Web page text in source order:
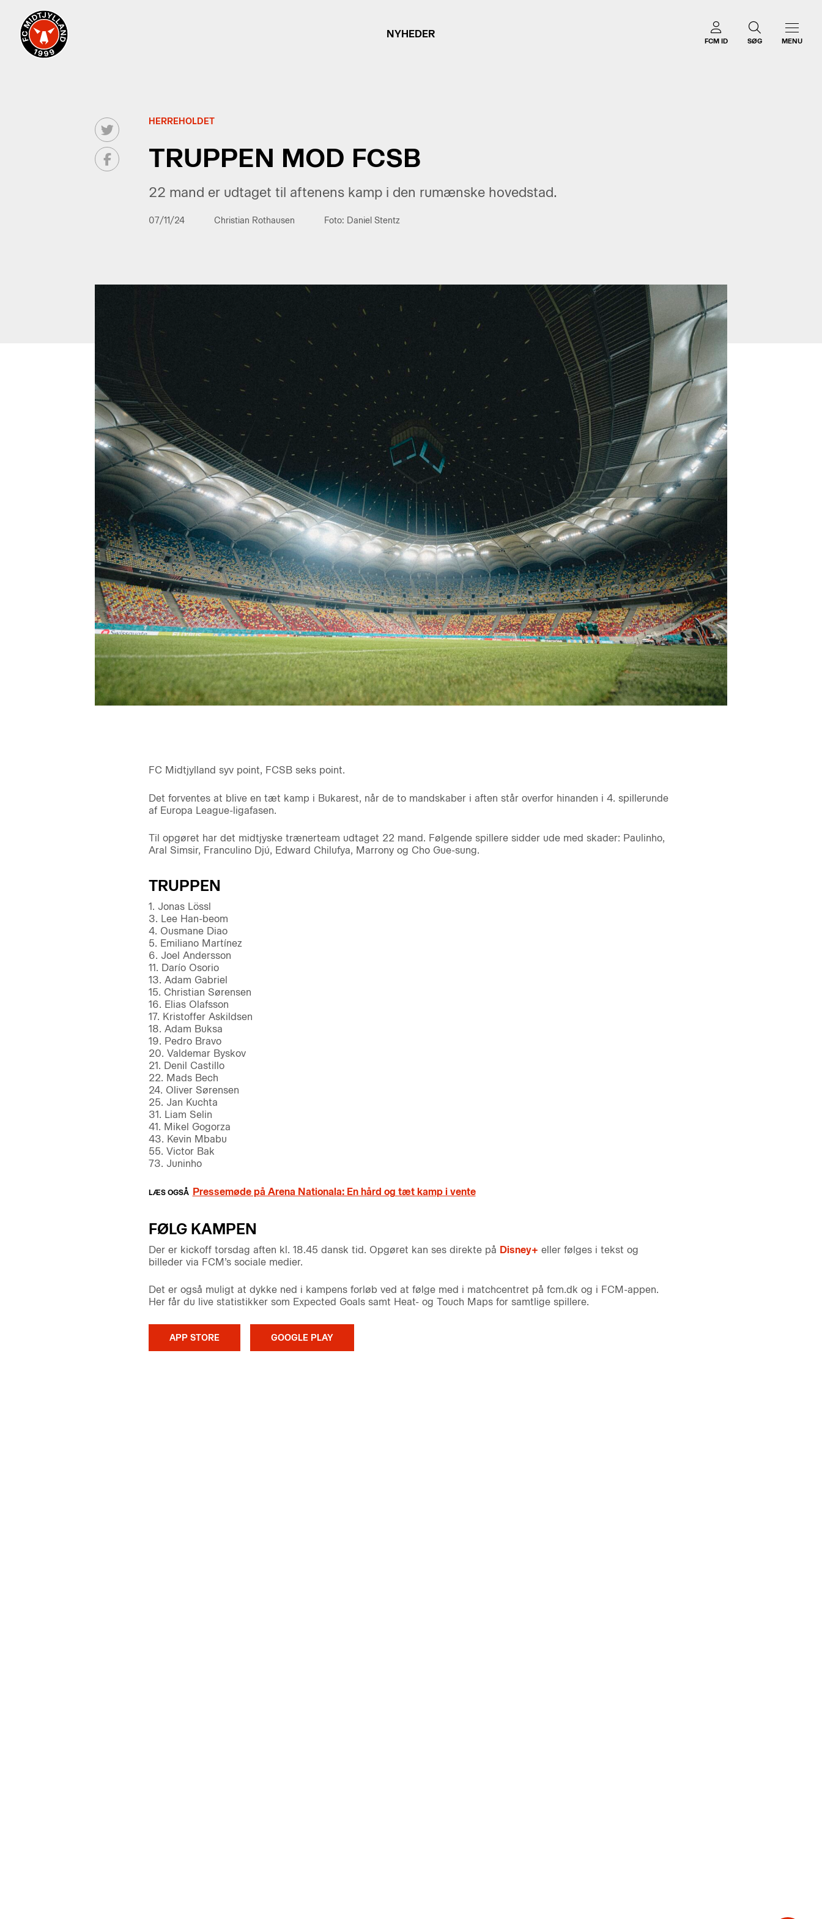
NYHEDER
FCM ID SØG MENU
HERREHOLDET
TRUPPEN MOD FCSB
22 mand er udtaget til aftenens kamp i den rumænske hovedstad.
07/11/24 Christian Rothausen Foto: Daniel Stentz
FC Midtjylland syv point, FCSB seks point.
Det forventes at blive en tæt kamp i Bukarest, når de to mandskaber i aften står overfor hinanden i 4. spillerunde
af Europa League-ligafasen.
Til opgøret har det midtjyske trænerteam udtaget 22 mand. Følgende spillere sidder ude med skader: Paulinho,
Aral Simsir, Franculino Djú, Edward Chilufya, Marrony og Cho Gue-sung.
TRUPPEN
1. Jonas Lössl
3. Lee Han-beom
4. Ousmane Diao
5. Emiliano Martínez
6. Joel Andersson
11. Darío Osorio
13. Adam Gabriel
15. Christian Sørensen
16. Elias Olafsson
17. Kristoffer Askildsen
18. Adam Buksa
19. Pedro Bravo
20. Valdemar Byskov
21. Denil Castillo
22. Mads Bech
24. Oliver Sørensen
25. Jan Kuchta
31. Liam Selin
41. Mikel Gogorza
43. Kevin Mbabu
55. Victor Bak
73. Juninho
Pressemøde på Arena Nationala: En hård og tæt kamp i vente
FØLG KAMPEN
Der er kickoff torsdag aften kl. 18.45 dansk tid. Opgøret kan ses direkte på Disney+ eller følges i tekst og
billeder via FCM’s sociale medier.
Det er også muligt at dykke ned i kampens forløb ved at følge med i matchcentret på fcm.dk og i FCM-appen.
Her får du live statistikker som Expected Goals samt Heat- og Touch Maps for samtlige spillere.
APP STORE GOOGLE PLAY